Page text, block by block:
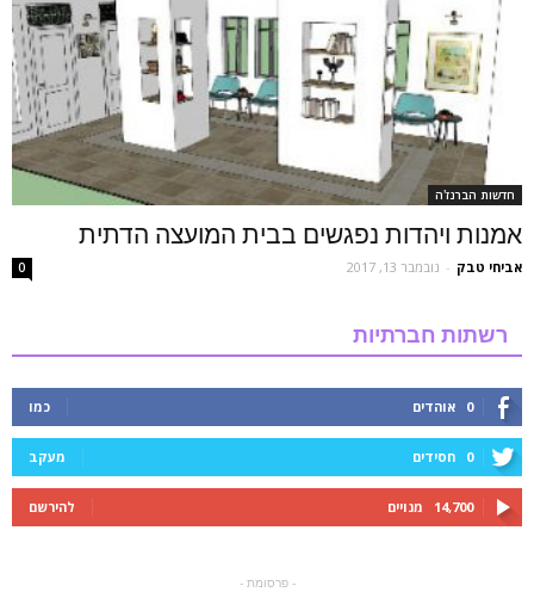
חדשות הברנז'ה
אמנות ויהדות נפגשים בבית המועצה הדתית
אביחי טבק - נובמבר 13, 2017 0
רשתות חברתיות
0 אוהדים כמו
0 חסידים מעקב
14,700 מנויים להירשם
- פרסומת -